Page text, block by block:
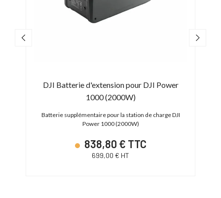
DJI Batterie d'extension pour DJI Power
1000 (2000W)
Batterie supplémentaire pour la station de charge DJI
Power 1000 (2000W)
838,80 € TTC
699,00 € HT